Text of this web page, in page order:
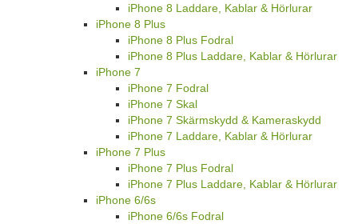
iPhone 8 Laddare, Kablar & Hörlurar
iPhone 8 Plus
iPhone 8 Plus Fodral
iPhone 8 Plus Laddare, Kablar & Hörlurar
iPhone 7
iPhone 7 Fodral
iPhone 7 Skal
iPhone 7 Skärmskydd & Kameraskydd
iPhone 7 Laddare, Kablar & Hörlurar
iPhone 7 Plus
iPhone 7 Plus Fodral
iPhone 7 Plus Laddare, Kablar & Hörlurar
iPhone 6/6s
iPhone 6/6s Fodral